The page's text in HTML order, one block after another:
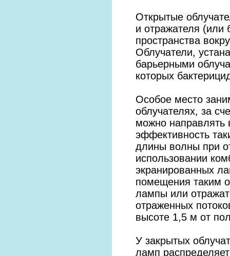
Открытые
и отражателя (или
пространства
Облучатели,
барьерными
которых
Особое место
облучателях, за
можно
эффективность
длины волны при
использовании
экранированных
помещения таким
лампы или
отраженных
высоте 1,5 м от
У закрытых
ламп